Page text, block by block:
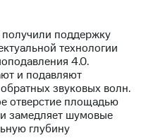
поддержку
технологии
4.0.
и подавляют
звуковых волн.
отверстие площадью
замедляет шумовые
глубину